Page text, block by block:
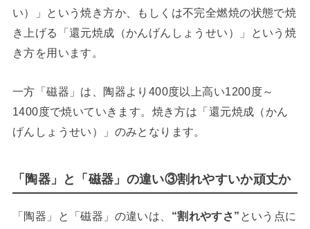
い）」という焼き方か、もしくは不完全燃焼の状態で焼
き上げる「還元焼成（かんげんしょうせい）」という焼
き方を用います。
一方「磁器」は、陶器より400度以上高い1200度～
1400度で焼いていきます。焼き方は「還元焼成（かん
げんしょうせい）」のみとなります。
「陶器」と「磁器」の違い③割れやすいか頑丈か
「陶器」と「磁器」の違いは、 “割れやすさ” という点に